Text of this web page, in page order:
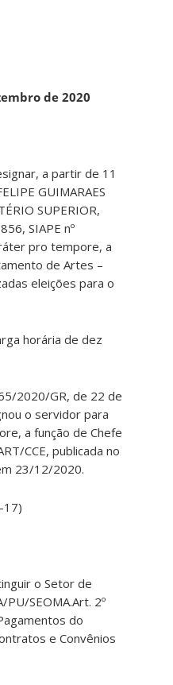
de 2020
a partir de 11
GUIMARAES
SUPERIOR,
SIAPE nº
pro tempore, a
de Artes –
eleições para o
horária de dez
2020/GR, de 22 de
o servidor para
a função de Chefe
CCE, publicada no
23/12/2020.
17)
o Setor de
PU/SEOMA.Art. 2º
do
e Convênios